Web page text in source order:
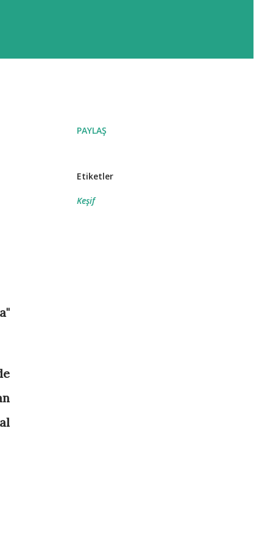
PAYLAŞ
Etiketler
Keşif